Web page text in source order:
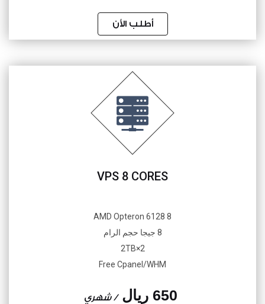
أطلب الأن
VPS 8 CORES
8 AMD Opteron 6128
8 جيجا حجم الرام
2×2TB
Free Cpanel/WHM
650 ريال / شهري